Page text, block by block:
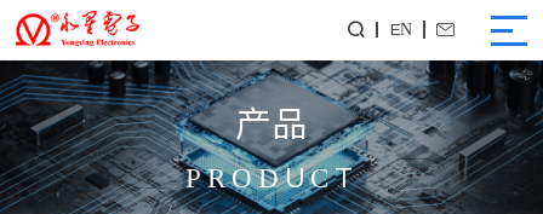
 EN 
产品
PRODUCT